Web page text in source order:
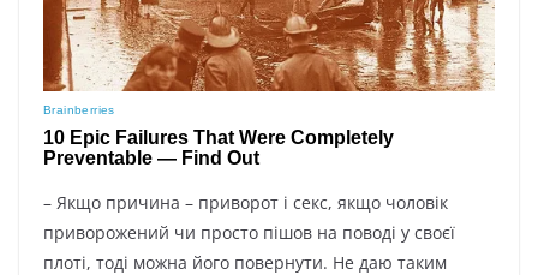
– Якщо причина – приворот і секс, якщо чоловік
приворожений чи просто пішов на поводі у своєї
плоті, тоді можна його повернути. Не даю таким